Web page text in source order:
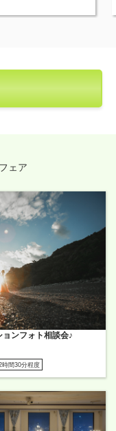
ェア
ョンフォト相談会♪
時間30分程度